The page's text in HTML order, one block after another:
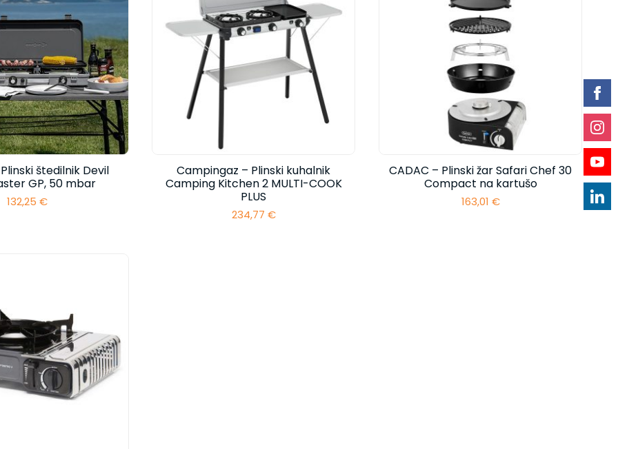
štedilnik Devil
GP, 50 mbar
132,25 €
Campingaz – Plinski kuhalnik
Camping Kitchen 2 MULTI-COOK
PLUS
234,77 €
CADAC – Plinski žar Safari Chef 30
Compact na kartušo
163,01 €